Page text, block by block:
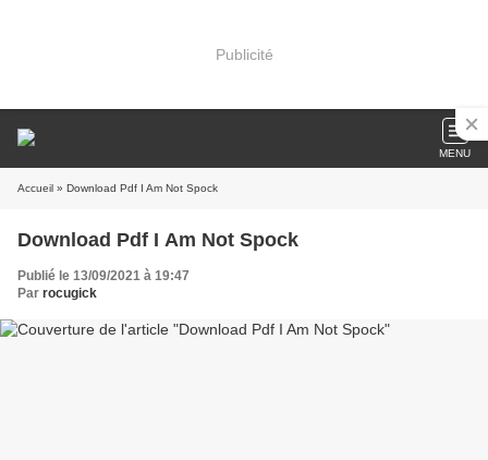
Publicité
MENU
Accueil » Download Pdf I Am Not Spock
Download Pdf I Am Not Spock
Publié le 13/09/2021 à 19:47
Par rocugick